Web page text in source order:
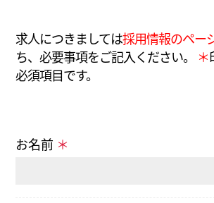
求人につきましては採用情報のペー
ち、必要事項をご記入ください。 ＊
必須項目です。
お名前 ＊